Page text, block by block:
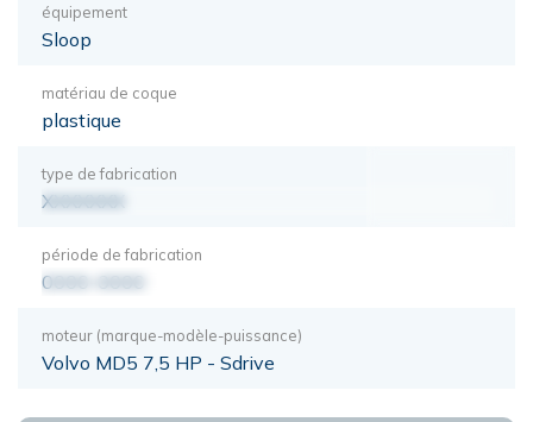
équipement
Sloop
matériau de coque
plastique
type de fabrication
XXXXXXX
période de fabrication
0000-0000
moteur (marque-modèle-puissance)
Volvo MD5 7,5 HP - Sdrive